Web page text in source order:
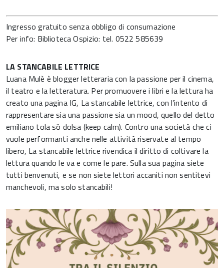
Ingresso gratuito senza obbligo di consumazione
Per info: Biblioteca Ospizio: tel. 0522 585639
LA STANCABILE LETTRICE
Luana Mulè è blogger letteraria con la passione per il cinema,
il teatro e la letteratura. Per promuovere i libri e la lettura ha
creato una pagina IG, La stancabile lettrice, con l’intento di
rappresentare sia una passione sia un mood, quello del detto
emiliano tola sö dolsa (keep calm). Contro una società che ci
vuole performanti anche nelle attività riservate al tempo
libero, La stancabile lettrice rivendica il diritto di coltivare la
lettura quando le va e come le pare. Sulla sua pagina siete
tutti benvenuti, e se non siete lettori accaniti non sentitevi
manchevoli, ma solo stancabili!